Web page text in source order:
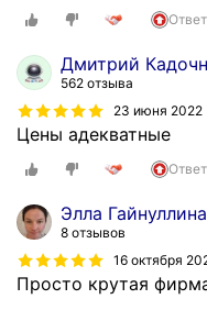
Дмитрий
562 отзыва
23 июня 2022
Цены адекватные
Элла Гайнуллина
8 отзывов
16 октября
Просто крутая